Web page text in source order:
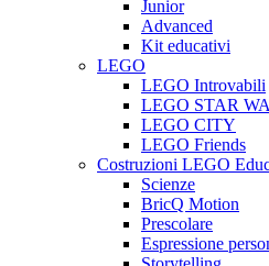
Junior
Advanced
Kit educativi
LEGO
LEGO Introvabili
LEGO STAR
LEGO CITY
LEGO Friends
Costruzioni LEGO
Scienze
BricQ Motion
Prescolare
Espressione